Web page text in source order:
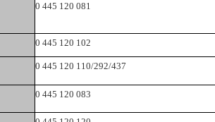
0 445 120 081
0 445 120 102
0 445 120 110/292/437
0 445 120 083